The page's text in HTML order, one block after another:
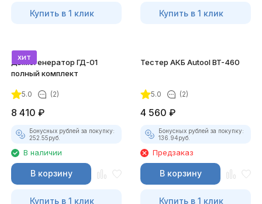
Купить в 1 клик Купить в 1 клик
хит
Дымогенератор ГД-01
полный комплект
5.0 (2)
8 410 ₽
Бонусных рублей за покупку:
252.55руб.
В наличии
В корзину
Купить в 1 клик
Тестер АКБ Autool BT-460
5.0 (2)
4 560 ₽
Бонусных рублей за покупку:
136.94руб.
Предзаказ
В корзину
Купить в 1 клик